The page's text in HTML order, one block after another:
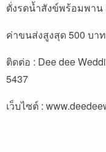
ตั่งรดน้ำสังข์พร้อมพาน
ค่าขนส่งสูงสุด 500 บาท
ติดต่อ : Dee dee
5437
เว็บไซต์ :